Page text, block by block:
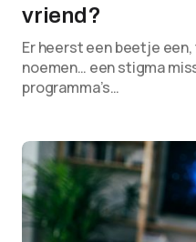
vriend?
Er heerst een beetje
noemen… een stigma
programma’s…